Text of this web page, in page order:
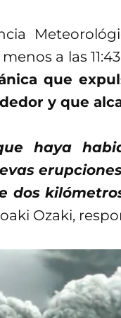
a las
que
y que
haya
dos
Ozaki,